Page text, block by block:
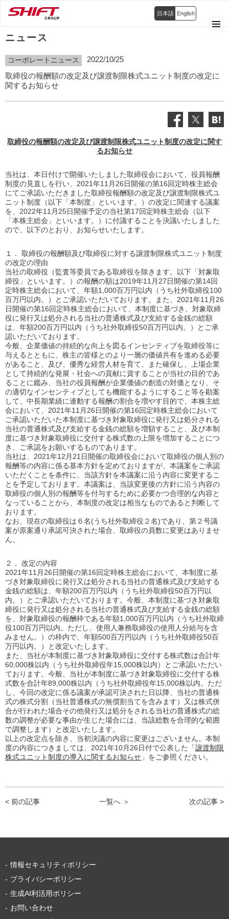
日本語 English
ニュース
コーポレートニュース
2022/10/25
取締役の報酬額の改定及び譲渡制限株式ユニット制度の改定に
関するお知らせ
取締役の報酬額の改定及び譲渡制限株式ユニット制度の改定に関す
るお知らせ
当社は、本日付けで開催いたしました取締役会において、役員報酬
制度の見直しを行い、2021年11月26日開催の第16回定時株主総会
にてご承認いただきました取締役報酬額の改定及び譲渡制限株式ユ
ニット制度（以下「本制度」といいます。）の改定に関連する議案
を、2022年11月25日開催予定の当社第17回定時株主総会（以下
「本株主総会」といいます。）に付議することを決議いたしました
ので、以下のとおり、お知らせいたします。
１． 取締役の報酬額及び取締役に対する譲渡制限株式ユニット制度
の改定の理由
当社の取締役（監査等委員である取締役を除きます。以下「対象取
締役」といいます。）の報酬の額は2019年11月27日開催の第14回
定時株主総会において、年額1,000百万円以内（うち社外取締役100
百万円以内。）とご承認いただいております。また、2021年11月26
日開催の第16回定時株主総会において、本制度に基づき、対象取締
役に発行又は処分される当社の普通株式及び支給する金銭の総額
は、年額200百万円以内（うち社外取締役50百万円以内。）とご承
認いただいております。
今般、企業価値の持続的な向上を図るインセンティブを取締役等に
与えるとともに、株主の皆様とのより一層の価値共有を進める必要
があること、及び、優秀な経営人材を育て、また確保し、上場企業
として持続的な発展・社会への貢献に資することが当社の目的であ
ることに鑑み、当社の役員報酬が企業価値の創造の対価となり、そ
の適切なインセンティブとしても機能するようにすること等を勘案
して、中長期業績に連動する報酬の割合を増やす目的で、本株主総
会において、2021年11月26日開催の第16回定時株主総会において
ご承認いただいた本制度に基づき対象取締役に発行又は処分される
当社の普通株式及び支給する金銭の総額を増額すること、及び本制
度に基づき対象取締役に交付する株式数の上限を増加することにつ
き、ご承認をお願いするものであります。
当社は、2021年12月21日開催の取締役会において取締役の個人別の
報酬等の内容に係る基本方針を定めておりますが、本議案をご承認
いただくことを条件に、当該方針を本議案に沿う内容に変更するこ
とを予定しております。本議案は、当該変更後の方針に沿う内容の
取締役の個人別の報酬等を付与するために必要かつ合理的な内容と
なっていることから、本制度の改定は相当なものであると判断して
おります。
なお、現在の取締役は６名(うち社外取締役２名)であり、第２号議
案が原案通り承認可決された場合、取締役の員数に変更はありませ
ん。
２． 改定の内容
2021年11月26日開催の第16回定時株主総会において、本制度に基
づき対象取締役に発行又は処分される当社の普通株式及び支給する
金銭の総額は、年額200百万円以内（うち社外取締役50百万円以
内。）とご承認いただいております。今般、本制度に基づき対象取
締役に発行又は処分される当社の普通株式及び支給する金銭の総額
を、対象取締役の報酬枠である年額1,000百万円以内（うち社外取締
役100百万円以内。ただし、使用人兼務取締役の使用人分給与を含
みません。）の枠内で、年額500百万円以内（うち社外取締役50百
万円以内。）と改定いたします。
また、当社が本制度に基づき対象取締役に交付する株式数は合計年
60,000株以内（うち社外取締役年15,000株以内）とご承認いただい
ております。今般、当社が本制度に基づき対象取締役に交付する株
式数を合計年89,000株以内（うち社外取締役年15,000株以内。ただ
し、今回の改定に係る議案が承認可決された日以降、当社の普通株
式の株式分割（当社普通株式の無償割当てを含みます）又は株式併
合が行われた場合その他発行又は処分をされる当社の普通株式の総
数の調整が必要な事由が生じた場合には、当該総数を合理的な範囲
で調整します）と改定いたします。
以上の改定点を除き、当初決議の内容に変更はございません。本制
度の内容につきましては、2021年10月26日付で公表した「譲渡制限
株式ユニット制度の導入に関するお知らせ 」をご参照ください。
< 前の記事 一覧へ ＞ 次の記事 >
情報セキュリティポリシー
プライバシーポリシー
生成AI利活用ポリシー
お問い合わせ